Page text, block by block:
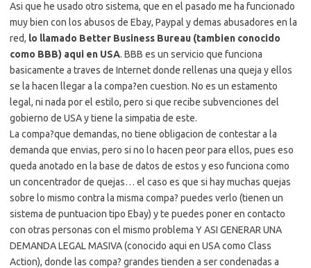
Asi que he usado otro sistema, que en el pasado me ha funcionado
muy bien con los abusos de Ebay, Paypal y demas abusadores en la
red, lo llamado Better Business Bureau (tambien conocido
como BBB) aqui en USA. BBB es un servicio que funciona
basicamente a traves de Internet donde rellenas una queja y ellos
se la hacen llegar a la compa?en cuestion. No es un estamento
legal, ni nada por el estilo, pero si que recibe subvenciones del
gobierno de USA y tiene la simpatia de este.
La compa?que demandas, no tiene obligacion de contestar a la
demanda que envias, pero si no lo hacen peor para ellos, pues eso
queda anotado en la base de datos de estos y eso funciona como
un concentrador de quejas… el caso es que si hay muchas quejas
sobre lo mismo contra la misma compa? puedes verlo (tienen un
sistema de puntuacion tipo Ebay) y te puedes poner en contacto
con otras personas con el mismo problema Y ASI GENERAR UNA
DEMANDA LEGAL MASIVA (conocido aqui en USA como Class
Action), donde las compa? grandes tienden a ser condenadas a